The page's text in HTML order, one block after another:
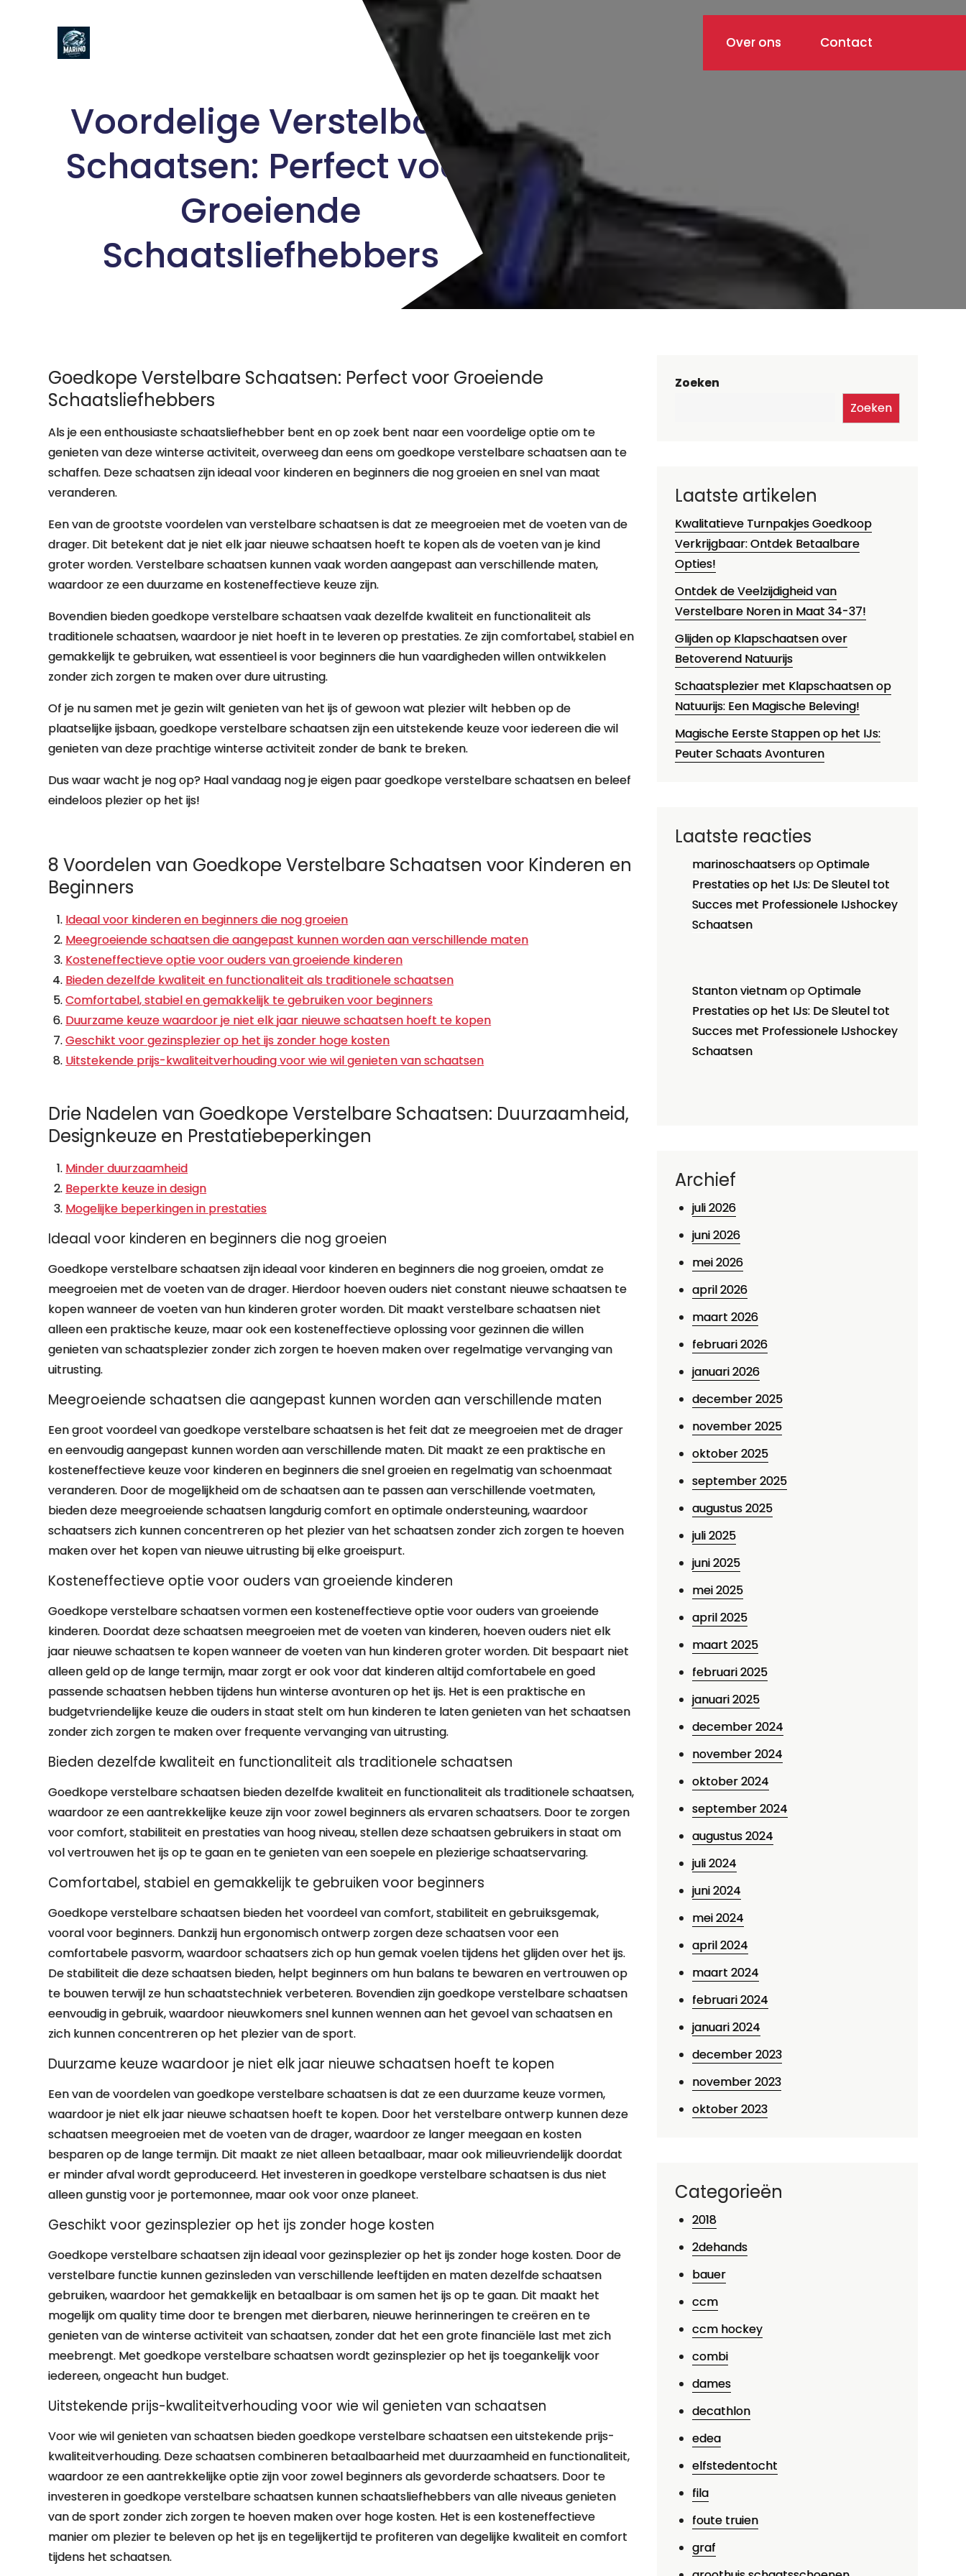
Over ons Contact
Voordelige Verstelbare
Schaatsen: Perfect voor
Groeiende
Schaatsliefhebbers
Goedkope Verstelbare Schaatsen: Perfect voor Groeiende
Schaatsliefhebbers
Als je een enthousiaste schaatsliefhebber bent en op zoek bent naar een voordelige optie om te
genieten van deze winterse activiteit, overweeg dan eens om goedkope verstelbare schaatsen aan te
schaffen. Deze schaatsen zijn ideaal voor kinderen en beginners die nog groeien en snel van maat
veranderen.
Een van de grootste voordelen van verstelbare schaatsen is dat ze meegroeien met de voeten van de
drager. Dit betekent dat je niet elk jaar nieuwe schaatsen hoeft te kopen als de voeten van je kind
groter worden. Verstelbare schaatsen kunnen vaak worden aangepast aan verschillende maten,
waardoor ze een duurzame en kosteneffectieve keuze zijn.
Bovendien bieden goedkope verstelbare schaatsen vaak dezelfde kwaliteit en functionaliteit als
traditionele schaatsen, waardoor je niet hoeft in te leveren op prestaties. Ze zijn comfortabel, stabiel en
gemakkelijk te gebruiken, wat essentieel is voor beginners die hun vaardigheden willen ontwikkelen
zonder zich zorgen te maken over dure uitrusting.
Of je nu samen met je gezin wilt genieten van het ijs of gewoon wat plezier wilt hebben op de
plaatselijke ijsbaan, goedkope verstelbare schaatsen zijn een uitstekende keuze voor iedereen die wil
genieten van deze prachtige winterse activiteit zonder de bank te breken.
Dus waar wacht je nog op? Haal vandaag nog je eigen paar goedkope verstelbare schaatsen en beleef
eindeloos plezier op het ijs!
8 Voordelen van Goedkope Verstelbare Schaatsen voor Kinderen en
Beginners
Ideaal voor kinderen en beginners die nog groeien
Meegroeiende schaatsen die aangepast kunnen worden aan verschillende maten
Kosteneffectieve optie voor ouders van groeiende kinderen
Bieden dezelfde kwaliteit en functionaliteit als traditionele schaatsen
Comfortabel, stabiel en gemakkelijk te gebruiken voor beginners
Duurzame keuze waardoor je niet elk jaar nieuwe schaatsen hoeft te kopen
Geschikt voor gezinsplezier op het ijs zonder hoge kosten
Uitstekende prijs-kwaliteitverhouding voor wie wil genieten van schaatsen
Drie Nadelen van Goedkope Verstelbare Schaatsen: Duurzaamheid,
Designkeuze en Prestatiebeperkingen
Minder duurzaamheid
Beperkte keuze in design
Mogelijke beperkingen in prestaties
Ideaal voor kinderen en beginners die nog groeien
Goedkope verstelbare schaatsen zijn ideaal voor kinderen en beginners die nog groeien, omdat ze
meegroeien met de voeten van de drager. Hierdoor hoeven ouders niet constant nieuwe schaatsen te
kopen wanneer de voeten van hun kinderen groter worden. Dit maakt verstelbare schaatsen niet
alleen een praktische keuze, maar ook een kosteneffectieve oplossing voor gezinnen die willen
genieten van schaatsplezier zonder zich zorgen te hoeven maken over regelmatige vervanging van
uitrusting.
Meegroeiende schaatsen die aangepast kunnen worden aan verschillende maten
Een groot voordeel van goedkope verstelbare schaatsen is het feit dat ze meegroeien met de drager
en eenvoudig aangepast kunnen worden aan verschillende maten. Dit maakt ze een praktische en
kosteneffectieve keuze voor kinderen en beginners die snel groeien en regelmatig van schoenmaat
veranderen. Door de mogelijkheid om de schaatsen aan te passen aan verschillende voetmaten,
bieden deze meegroeiende schaatsen langdurig comfort en optimale ondersteuning, waardoor
schaatsers zich kunnen concentreren op het plezier van het schaatsen zonder zich zorgen te hoeven
maken over het kopen van nieuwe uitrusting bij elke groeispurt.
Kosteneffectieve optie voor ouders van groeiende kinderen
Goedkope verstelbare schaatsen vormen een kosteneffectieve optie voor ouders van groeiende
kinderen. Doordat deze schaatsen meegroeien met de voeten van kinderen, hoeven ouders niet elk
jaar nieuwe schaatsen te kopen wanneer de voeten van hun kinderen groter worden. Dit bespaart niet
alleen geld op de lange termijn, maar zorgt er ook voor dat kinderen altijd comfortabele en goed
passende schaatsen hebben tijdens hun winterse avonturen op het ijs. Het is een praktische en
budgetvriendelijke keuze die ouders in staat stelt om hun kinderen te laten genieten van het schaatsen
zonder zich zorgen te maken over frequente vervanging van uitrusting.
Bieden dezelfde kwaliteit en functionaliteit als traditionele schaatsen
Goedkope verstelbare schaatsen bieden dezelfde kwaliteit en functionaliteit als traditionele schaatsen,
waardoor ze een aantrekkelijke keuze zijn voor zowel beginners als ervaren schaatsers. Door te zorgen
voor comfort, stabiliteit en prestaties van hoog niveau, stellen deze schaatsen gebruikers in staat om
vol vertrouwen het ijs op te gaan en te genieten van een soepele en plezierige schaatservaring.
Comfortabel, stabiel en gemakkelijk te gebruiken voor beginners
Goedkope verstelbare schaatsen bieden het voordeel van comfort, stabiliteit en gebruiksgemak,
vooral voor beginners. Dankzij hun ergonomisch ontwerp zorgen deze schaatsen voor een
comfortabele pasvorm, waardoor schaatsers zich op hun gemak voelen tijdens het glijden over het ijs.
De stabiliteit die deze schaatsen bieden, helpt beginners om hun balans te bewaren en vertrouwen op
te bouwen terwijl ze hun schaatstechniek verbeteren. Bovendien zijn goedkope verstelbare schaatsen
eenvoudig in gebruik, waardoor nieuwkomers snel kunnen wennen aan het gevoel van schaatsen en
zich kunnen concentreren op het plezier van de sport.
Duurzame keuze waardoor je niet elk jaar nieuwe schaatsen hoeft te kopen
Een van de voordelen van goedkope verstelbare schaatsen is dat ze een duurzame keuze vormen,
waardoor je niet elk jaar nieuwe schaatsen hoeft te kopen. Door het verstelbare ontwerp kunnen deze
schaatsen meegroeien met de voeten van de drager, waardoor ze langer meegaan en kosten
besparen op de lange termijn. Dit maakt ze niet alleen betaalbaar, maar ook milieuvriendelijk doordat
er minder afval wordt geproduceerd. Het investeren in goedkope verstelbare schaatsen is dus niet
alleen gunstig voor je portemonnee, maar ook voor onze planeet.
Geschikt voor gezinsplezier op het ijs zonder hoge kosten
Goedkope verstelbare schaatsen zijn ideaal voor gezinsplezier op het ijs zonder hoge kosten. Door de
verstelbare functie kunnen gezinsleden van verschillende leeftijden en maten dezelfde schaatsen
gebruiken, waardoor het gemakkelijk en betaalbaar is om samen het ijs op te gaan. Dit maakt het
mogelijk om quality time door te brengen met dierbaren, nieuwe herinneringen te creëren en te
genieten van de winterse activiteit van schaatsen, zonder dat het een grote financiële last met zich
meebrengt. Met goedkope verstelbare schaatsen wordt gezinsplezier op het ijs toegankelijk voor
iedereen, ongeacht hun budget.
Uitstekende prijs-kwaliteitverhouding voor wie wil genieten van schaatsen
Voor wie wil genieten van schaatsen bieden goedkope verstelbare schaatsen een uitstekende prijs-
kwaliteitverhouding. Deze schaatsen combineren betaalbaarheid met duurzaamheid en functionaliteit,
waardoor ze een aantrekkelijke optie zijn voor zowel beginners als gevorderde schaatsers. Door te
investeren in goedkope verstelbare schaatsen kunnen schaatsliefhebbers van alle niveaus genieten
van de sport zonder zich zorgen te hoeven maken over hoge kosten. Het is een kosteneffectieve
manier om plezier te beleven op het ijs en tegelijkertijd te profiteren van degelijke kwaliteit en comfort
tijdens het schaatsen.
Zoeken
Zoeken
Laatste artikelen
Kwalitatieve Turnpakjes Goedkoop
Verkrijgbaar: Ontdek Betaalbare
Opties!
Ontdek de Veelzijdigheid van
Verstelbare Noren in Maat 34-37!
Glijden op Klapschaatsen over
Betoverend Natuurijs
Schaatsplezier met Klapschaatsen op
Natuurijs: Een Magische Beleving!
Magische Eerste Stappen op het IJs:
Peuter Schaats Avonturen
Laatste reacties
marinoschaatsersopOptimale
Prestaties op het IJs: De Sleutel tot
Succes met Professionele IJshockey
Schaatsen
Stanton vietnamopOptimale
Prestaties op het IJs: De Sleutel tot
Succes met Professionele IJshockey
Schaatsen
Archief
juli 2026
juni 2026
mei 2026
april 2026
maart 2026
februari 2026
januari 2026
december 2025
november 2025
oktober 2025
september 2025
augustus 2025
juli 2025
juni 2025
mei 2025
april 2025
maart 2025
februari 2025
januari 2025
december 2024
november 2024
oktober 2024
september 2024
augustus 2024
juli 2024
juni 2024
mei 2024
april 2024
maart 2024
februari 2024
januari 2024
december 2023
november 2023
oktober 2023
Categorieën
2018
2dehands
bauer
ccm
ccm hockey
combi
dames
decathlon
edea
elfstedentocht
fila
foute truien
graf